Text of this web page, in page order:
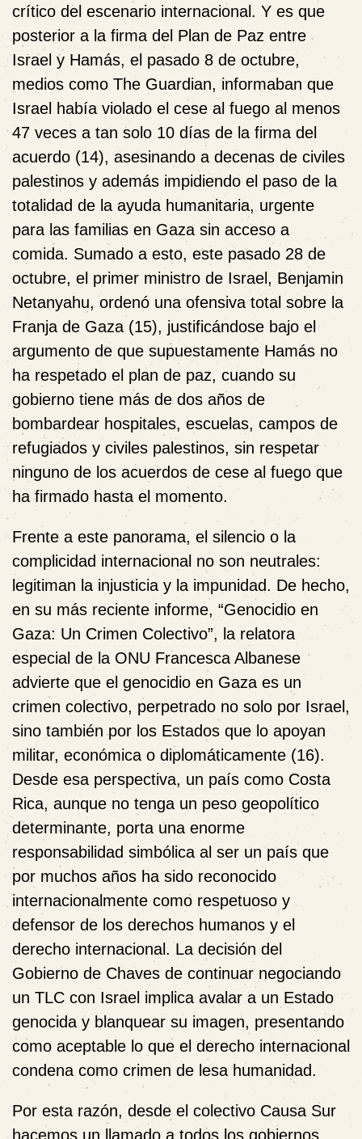
crítico del escenario internacional. Y es que
posterior a la firma del Plan de Paz entre
Israel y Hamás, el pasado 8 de octubre,
medios como The Guardian, informaban que
Israel había violado el cese al fuego al menos
47 veces a tan solo 10 días de la firma del
acuerdo (14), asesinando a decenas de civiles
palestinos y además impidiendo el paso de la
totalidad de la ayuda humanitaria, urgente
para las familias en Gaza sin acceso a
comida. Sumado a esto, este pasado 28 de
octubre, el primer ministro de Israel, Benjamin
Netanyahu, ordenó una ofensiva total sobre la
Franja de Gaza (15), justificándose bajo el
argumento de que supuestamente Hamás no
ha respetado el plan de paz, cuando su
gobierno tiene más de dos años de
bombardear hospitales, escuelas, campos de
refugiados y civiles palestinos, sin respetar
ninguno de los acuerdos de cese al fuego que
ha firmado hasta el momento.
Frente a este panorama, el silencio o la
complicidad internacional no son neutrales:
legitiman la injusticia y la impunidad. De hecho,
en su más reciente informe, “Genocidio en
Gaza: Un Crimen Colectivo”, la relatora
especial de la ONU Francesca Albanese
advierte que el genocidio en Gaza es un
crimen colectivo, perpetrado no solo por Israel,
sino también por los Estados que lo apoyan
militar, económica o diplomáticamente (16).
Desde esa perspectiva, un país como Costa
Rica, aunque no tenga un peso geopolítico
determinante, porta una enorme
responsabilidad simbólica al ser un país que
por muchos años ha sido reconocido
internacionalmente como respetuoso y
defensor de los derechos humanos y el
derecho internacional. La decisión del
Gobierno de Chaves de continuar negociando
un TLC con Israel implica avalar a un Estado
genocida y blanquear su imagen, presentando
como aceptable lo que el derecho internacional
condena como crimen de lesa humanidad.
Por esta razón, desde el colectivo Causa Sur
hacemos un llamado a todos los gobiernos